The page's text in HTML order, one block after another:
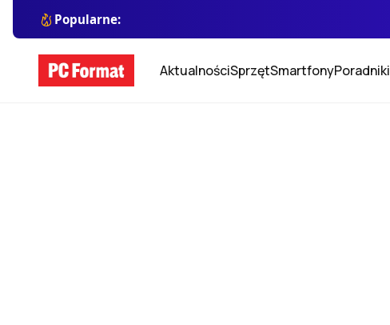
Popularne:
AktualnościSprzętSmartfonyPoradniki